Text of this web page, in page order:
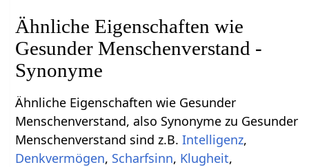
Ähnliche Eigenschaften wie
Gesunder Menschenverstand -
Synonyme
Ähnliche Eigenschaften wie Gesunder
Menschenverstand, also Synonyme zu Gesunder
Menschenverstand sind z.B.Intelligenz,
Denkvermögen, Scharfsinn, Klugheit,